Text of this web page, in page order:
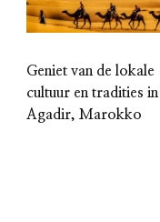
Geniet van de lokale
cultuur en tradities in
Agadir, Marokko